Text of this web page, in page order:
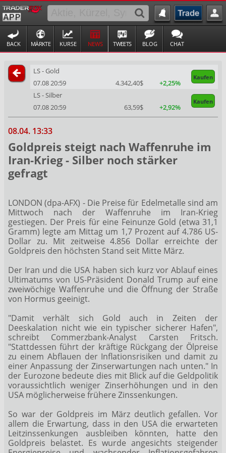
BACK MÄRKTE KURSE NEWS TWEETS BLOG CHAT
LS - Gold
Kaufen
07.08 20:59 4.342,40$
+2,25%
LS - Silber
Kaufen
07.08 20:59 63,59$ +2,92%
08.04. 13:33
Goldpreis steigt nach Waffenruhe im
Iran-Krieg - Silber noch stärker
gefragt
LONDON (dpa-AFX) - Die Preise für Edelmetalle sind am
Mittwoch nach der Waffenruhe im Iran-Krieg
gestiegen. Der Preis für eine Feinunze Gold (etwa 31,1
Gramm) legte am Mittag um 1,7 Prozent auf 4.786 US-
Dollar zu. Mit zeitweise 4.856 Dollar erreichte der
Goldpreis den höchsten Stand seit Mitte März.
Der Iran und die USA haben sich kurz vor Ablauf eines
Ultimatums von US-Präsident Donald Trump auf eine
zweiwöchige Waffenruhe und die Öffnung der Straße
von Hormus geeinigt.
"Damit verhält sich Gold auch in Zeiten der
Deeskalation nicht wie ein typischer sicherer Hafen",
schreibt Commerzbank-Analyst Carsten Fritsch.
"Stattdessen führt der kräftige Rückgang der Ölpreise
zu einem Abflauen der Inflationsrisiken und damit zu
einer Anpassung der Zinserwartungen nach unten." In
der Eurozone bedeute dies mit Blick auf die Geldpolitik
voraussichtlich weniger Zinserhöhungen und in den
USA möglicherweise frühere Zinssenkungen.
So war der Goldpreis im März deutlich gefallen. Vor
allem die Erwartung, dass in den USA die erwarteten
Leitzinssenkungen ausbleiben könnten, hatte den
Goldpreis belastet. Es wurde angesichts steigender